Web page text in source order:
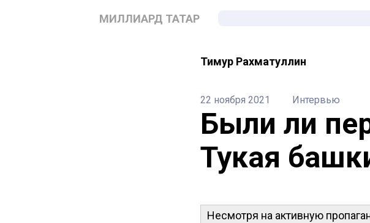
МИЛЛИАРД ТАТАР
Тимур Рахматуллин
22 ноября 2021 Интервью
Были ли
Тукая
Несмотря на активную